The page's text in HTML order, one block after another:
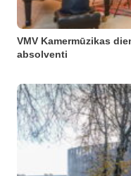
VMV Kamermūzikas
absolventi